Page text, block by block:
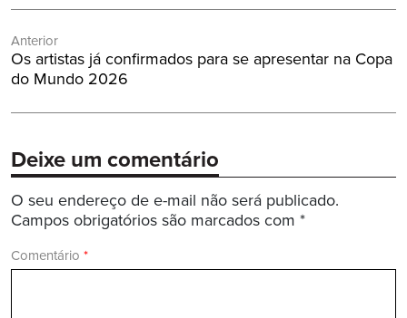
de
Post
Anterior
Post
Anterior:
Os artistas já confirmados para se apresentar na Copa
do Mundo 2026
Deixe um comentário
O seu endereço de e-mail não será publicado.
Campos obrigatórios são marcados com *
Comentário *